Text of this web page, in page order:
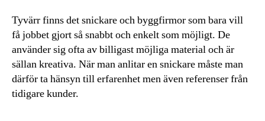
Tyvärr finns det snickare och byggfirmor som bara vill
få jobbet gjort så snabbt och enkelt som möjligt. De
använder sig ofta av billigast möjliga material och är
sällan kreativa. När man anlitar en snickare måste man
därför ta hänsyn till erfarenhet men även referenser från
tidigare kunder.